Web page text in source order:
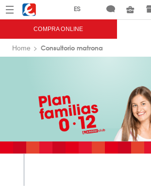
Menú Eroski
COMPRA ONLINE
Home Consultorio matrona